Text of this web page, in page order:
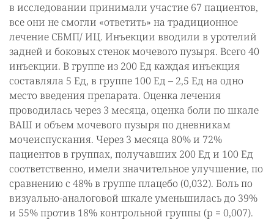
в исследовании принимали участие 67 пациентов,
все они не смогли «ответить» на традиционное
лечение СБМП/ ИЦ. Инъекции вводили в уротелий
задней и боковых стенок мочевого пузыря. Всего 40
инъекции. В группе из 200 Ед каждая инъекция
составляла 5 Ед, в группе 100 Ед – 2,5 Ед на одно
место введения препарата. Оценка лечения
проводилась через 3 месяца, оценка боли по шкале
ВАШ и объем мочевого пузыря по дневникам
мочеиспускания. Через 3 месяца 80% и 72%
пациентов в группах, получавших 200 Ед и 100 Ед
соответственно, имели значительное улучшение, по
сравнению с 48% в группе плацебо (0,032). Боль по
визуально-аналоговой шкале уменьшилась до 39%
и 55% против 18% контрольной группы (p = 0,007).